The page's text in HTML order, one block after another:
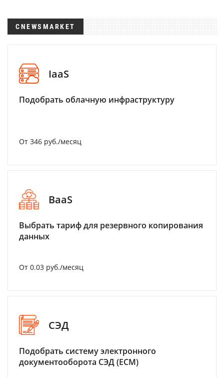
CNEWSMARKET
IaaS
Подобрать облачную инфраструктуру
От 346 руб./месяц
BaaS
Выбрать тариф для резервного копирования
данных
От 0.03 руб./месяц
СЭД
Подобрать систему электронного
документооборота СЭД (ECM)